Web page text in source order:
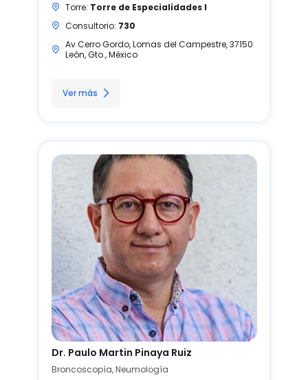
Torre: Torre de Especialidades I
Consultorio: 730
Av Cerro Gordo, Lomas del Campestre, 37150
León, Gto., México
Ver más
Dr. Paulo Martin Pinaya Ruiz
Broncoscopía, Neumología